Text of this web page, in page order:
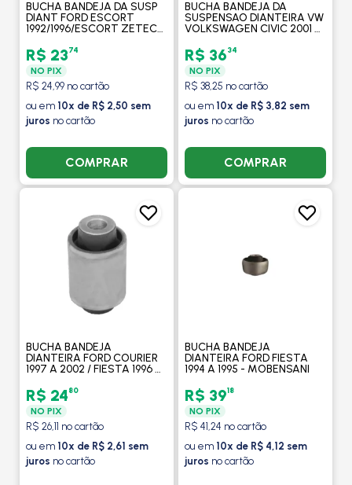
BUCHA BANDEJA DA SUSP
DIANT FORD ESCORT
1992/1996/ESCORT ZETEC
/ KA 1997/2007/ VERONA
93/96 - MOBENSANI
R$ 2374
NO PIX
R$ 24,99 no cartão
ou em 10x de R$ 2,50 sem
juros no cartão
COMPRAR
BUCHA BANDEJA DA
SUSPENSAO DIANTEIRA VW
VOLKSWAGEN CIVIC 2001 A
2011 - MOBENSANI
R$ 3634
NO PIX
R$ 38,25 no cartão
ou em 10x de R$ 3,82 sem
juros no cartão
COMPRAR
BUCHA BANDEJA
DIANTEIRA FORD COURIER
1997 A 2002 / FIESTA 1996 A
R$ 2480
NO PIX
R$ 26,11 no cartão
ou em 10x de R$ 2,61 sem
juros no cartão
BUCHA BANDEJA
DIANTEIRA FORD FIESTA
1994 A 1995 - MOBENSANI
R$ 3918
NO PIX
R$ 41,24 no cartão
ou em 10x de R$ 4,12 sem
juros no cartão